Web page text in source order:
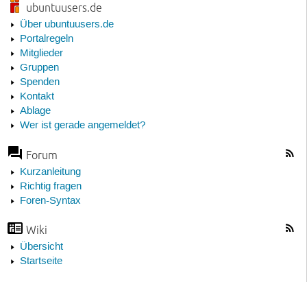
ubuntuusers.de
Über ubuntuusers.de
Portalregeln
Mitglieder
Gruppen
Spenden
Kontakt
Ablage
Wer ist gerade angemeldet?
Forum
Kurzanleitung
Richtig fragen
Foren-Syntax
Wiki
Übersicht
Startseite